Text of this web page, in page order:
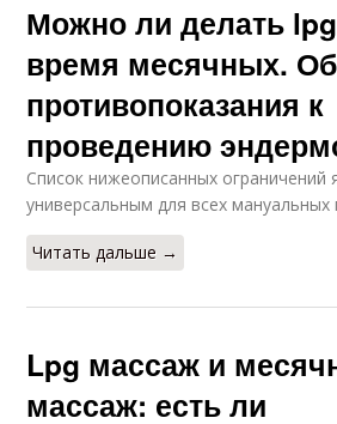
Можно ли делать
время месячных.
противопоказания к
проведению
Список нижеописанных ограничений
универсальным для всех мануальных
Читать дальше →
Lpg массаж и
массаж: есть ли